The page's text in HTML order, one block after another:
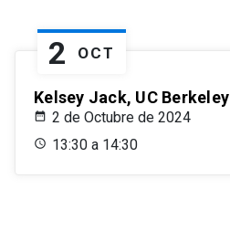
2 OCT
Kelsey Jack, UC Berkeley
2 de Octubre de 2024
13:30 a 14:30